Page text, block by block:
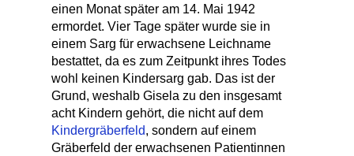
einen Monat später am 14. Mai 1942
ermordet. Vier Tage später wurde sie in
einem Sarg für erwachsene Leichname
bestattet, da es zum Zeitpunkt ihres Todes
wohl keinen Kindersarg gab. Das ist der
Grund, weshalb Gisela zu den insgesamt
acht Kindern gehört, die nicht auf dem
Kindergräberfeld, sondern auf einem
Gräberfeld der erwachsenen Patientinnen